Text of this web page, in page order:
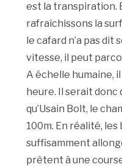
est la transpiration.
rafraîchissons la
le cafard n’a pas
vitesse, il peut
A échelle humaine,
heure. Il serait donc
qu’Usain Bolt, le
100m. En réalité,
suffisamment
prêtent à une